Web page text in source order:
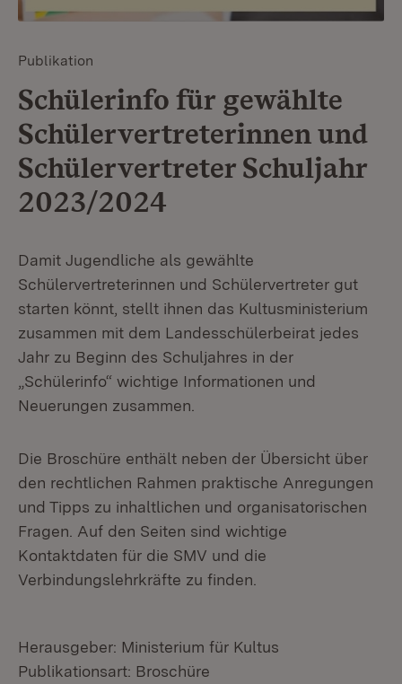
Publikation
Schülerinfo für gewählte
Schülervertreterinnen und
Schülervertreter Schuljahr
2023/2024
Damit Jugendliche als gewählte
Schülervertreterinnen und Schülervertreter gut
starten könnt, stellt ihnen das Kultusministerium
zusammen mit dem Landesschülerbeirat jedes
Jahr zu Beginn des Schuljahres in der
„Schülerinfo“ wichtige Informationen und
Neuerungen zusammen.
Die Broschüre enthält neben der Übersicht über
den rechtlichen Rahmen praktische Anregungen
und Tipps zu inhaltlichen und organisatorischen
Fragen. Auf den Seiten sind wichtige
Kontaktdaten für die SMV und die
Verbindungslehrkräfte zu finden.
Herausgeber: Ministerium für Kultus
Publikationsart: Broschüre